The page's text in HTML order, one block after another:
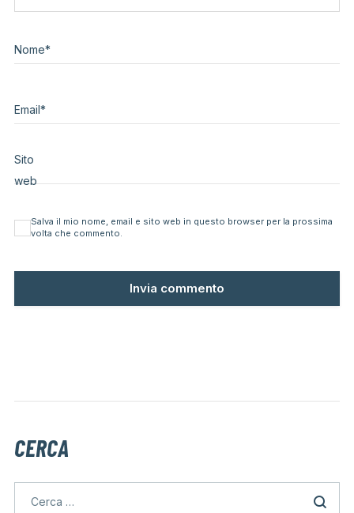
Nome*
Email*
Sito
web
Salva il mio nome, email e sito web in questo browser per la prossima
volta che commento.
CERCA